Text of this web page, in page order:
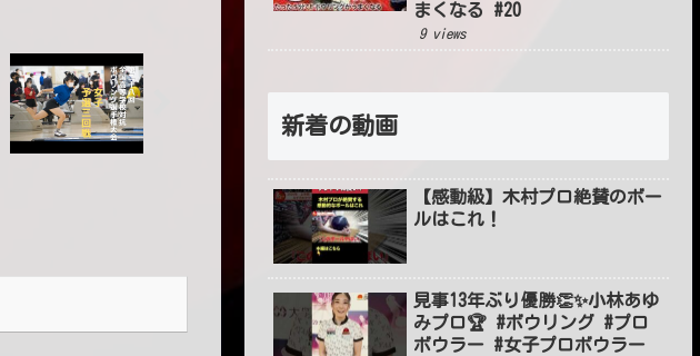
まくなる #20
9 views
新着の動画
【感動級】木村プロ絶賛のボー
ルはこれ！
見事13年ぶり優勝👏✨小林あゆ
みプロ🏆 #ボウリング #プロ
ボウラー #女子プロボウラー